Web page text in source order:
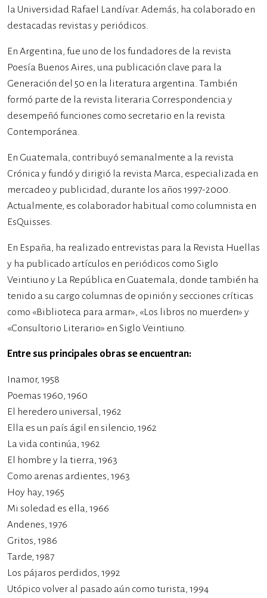
la Universidad Rafael Landívar. Además, ha colaborado en
destacadas revistas y periódicos.
En Argentina, fue uno de los fundadores de la revista
Poesía Buenos Aires, una publicación clave para la
Generación del 50 en la literatura argentina. También
formó parte de la revista literaria Correspondencia y
desempeñó funciones como secretario en la revista
Contemporánea.
En Guatemala, contribuyó semanalmente a la revista
Crónica y fundó y dirigió la revista Marca, especializada en
mercadeo y publicidad, durante los años 1997-2000.
Actualmente, es colaborador habitual como columnista en
EsQuisses.
En España, ha realizado entrevistas para la Revista Huellas
y ha publicado artículos en periódicos como Siglo
Veintiuno y La República en Guatemala, donde también ha
tenido a su cargo columnas de opinión y secciones críticas
como «Biblioteca para armar», «Los libros no muerden» y
«Consultorio Literario» en Siglo Veintiuno.
Entre sus principales obras se encuentran:
Inamor, 1958
Poemas 1960, 1960
El heredero universal, 1962
Ella es un país ágil en silencio, 1962
La vida continúa, 1962
El hombre y la tierra, 1963
Como arenas ardientes, 1963
Hoy hay, 1965
Mi soledad es ella, 1966
Andenes, 1976
Gritos, 1986
Tarde, 1987
Los pájaros perdidos, 1992
Utópico volver al pasado aún como turista, 1994